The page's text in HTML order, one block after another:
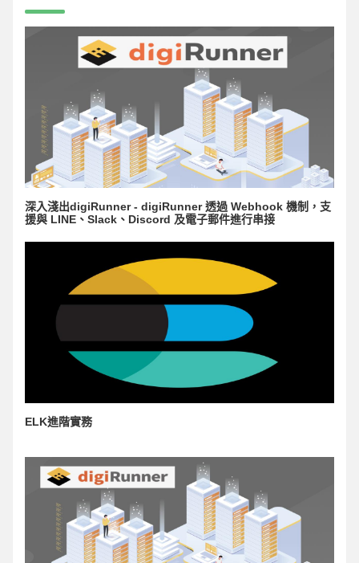
深入淺出digiRunner - digiRunner 透過 Webhook 機制，支
援與 LINE、Slack、Discord 及電子郵件進行串接
ELK進階實務